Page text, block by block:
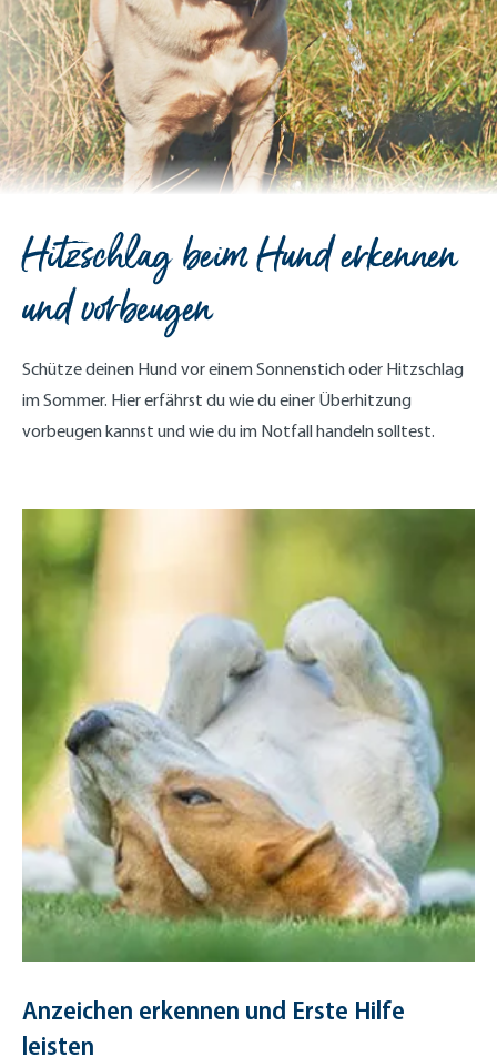
Hitzschlag beim Hund erkennen
und vorbeugen
Schütze deinen Hund vor einem Sonnenstich oder Hitzschlag
im Sommer. Hier erfährst du wie du einer Überhitzung
vorbeugen kannst und wie du im Notfall handeln solltest.
Anzeichen erkennen und Erste Hilfe
leisten